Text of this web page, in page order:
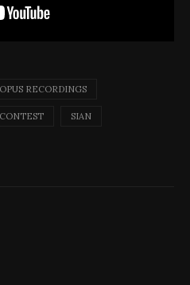
RECORDINGS
SIAN